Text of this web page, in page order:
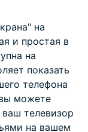
на
и простая в
на
показать
телефона
можете
телевизор
на вашем